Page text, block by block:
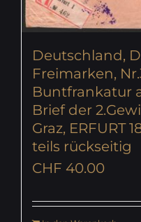
Deutschland,
Freimarken,
Buntfrankatur
Brief der
Graz, ERFURT
teils rückseitig
CHF 40.00